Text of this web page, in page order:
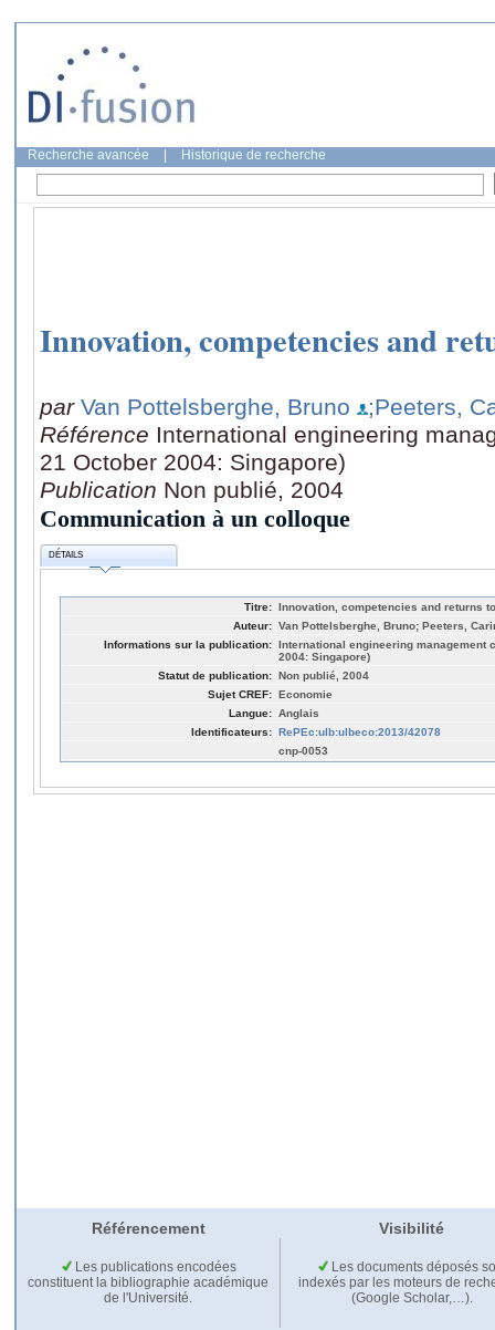
Recherche avancée Historique de recherche
Innovation, competencies and
par Van Pottelsberghe, Bruno
;Peeters,
Référence International engineering
21 October 2004: Singapore)
Publication Non publié, 2004
Communication à un colloque
DÉTAILS
Titre: Innovation, competencies and returns
Auteur: Van Pottelsberghe, Bruno; Peeters,
Informations sur la publication: International engineering management
2004: Singapore)
Statut de publication: Non publié, 2004
Sujet CREF: Economie
Langue: Anglais
Identificateurs: RePEc:ulb:ulbeco:2013/42078
cnp-0053
Référencement Visibilité
Les publications encodées
constituent la bibliographie académique
de l'Université.
Les documents déposés
indexés par les moteurs de
(Google Scholar,…).